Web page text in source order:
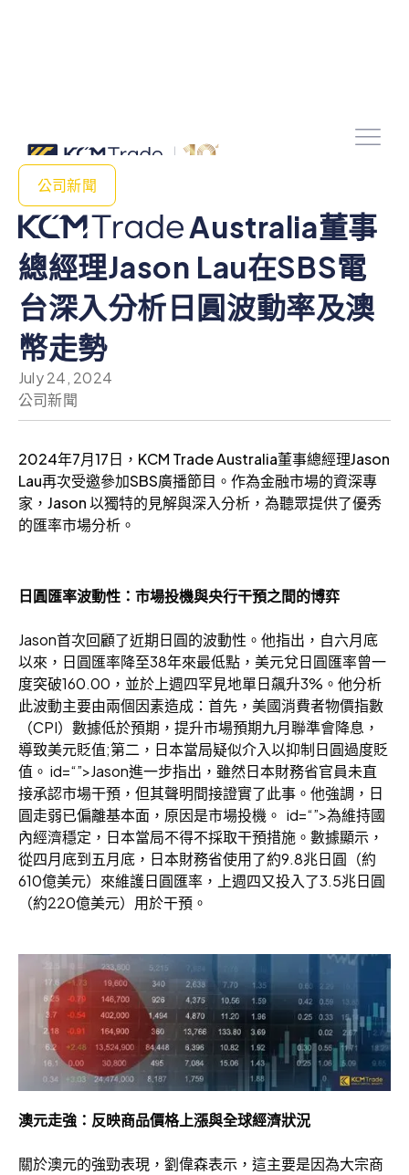
公司新聞
Australia董事
總經理Jason Lau在SBS電
台深入分析日圓波動率及澳
幣走勢
July 24, 2024
公司新聞
2024年7月17日，KCM Trade Australia董事總經理Jason
Lau再次受邀參加SBS廣播節目。作為金融市場的資深專
家，Jason 以獨特的見解與深入分析，為聽眾提供了優秀
的匯率市場分析。
日圓匯率波動性：市場投機與央行干預之間的博弈
Jason首次回顧了近期日圓的波動性。他指出，自六月底
以來，日圓匯率降至38年來最低點，美元兌日圓匯率曾一
度突破160.00，並於上週四罕見地單日飆升3%。他分析
此波動主要由兩個因素造成：首先，美國消費者物價指數
（CPI）數據低於預期，提升市場預期九月聯準會降息，
導致美元貶值;第二，日本當局疑似介入以抑制日圓過度貶
值。 id=“”>Jason進一步指出，雖然日本財務省官員未直
接承認市場干預，但其聲明間接證實了此事。他強調，日
圓走弱已偏離基本面，原因是市場投機。 id=“”>為維持國
內經濟穩定，日本當局不得不採取干預措施。數據顯示，
從四月底到五月底，日本財務省使用了約9.8兆日圓（約
610億美元）來維護日圓匯率，上週四又投入了3.5兆日圓
（約220億美元）用於干預。
澳元走強：反映商品價格上漲與全球經濟狀況
關於澳元的強勁表現，劉偉森表示，這主要是因為大宗商